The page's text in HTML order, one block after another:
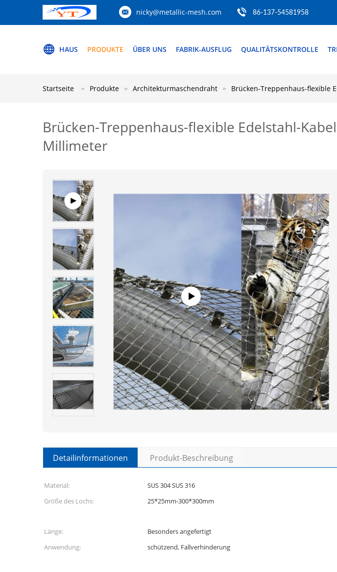
nicky@metallic-mesh.com 86-137-54581958
HAUS PRODUKTE ÜBER UNS FABRIK-AUSFLUG QUALITÄTSKONTROLLE
Startseite Produkte Architekturmaschendraht Brücken-Treppenhaus-flexible
Brücken-Treppenhaus-flexible Edelstahl-
Millimeter
Detailinformationen Produkt-Beschreibung
Material: SUS 304 SUS 316
Größe des Lochs:
25*25mm-300*300mm
Länge:
Besonders angefertigt
Anwendung:
schützend, Fallverhinderung